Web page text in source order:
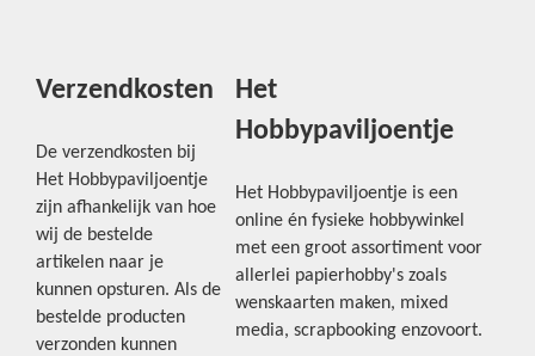
Verzendkosten
De verzendkosten bij
Het Hobbypaviljoentje
zijn afhankelijk van hoe
wij de bestelde
artikelen naar je
kunnen opsturen. Als de
bestelde producten
verzonden kunnen
Het
Hobbypaviljoentje
Het Hobbypaviljoentje is een
online én fysieke hobbywinkel
met een groot assortiment voor
allerlei papierhobby's zoals
wenskaarten maken, mixed
media, scrapbooking enzovoort.